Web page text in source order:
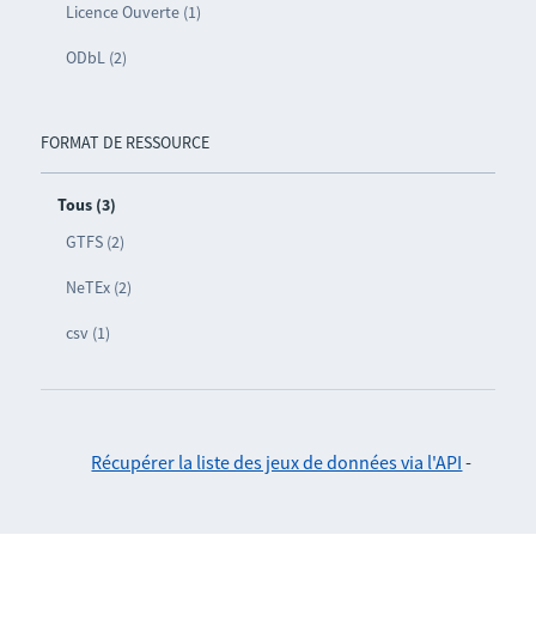
Licence Ouverte (1)
ODbL (2)
FORMAT DE RESSOURCE
Tous (3)
GTFS (2)
NeTEx (2)
csv (1)
Récupérer la liste des jeux de données via l'API -